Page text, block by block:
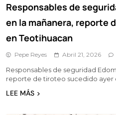
Responsables de
en la mañanera, reporte
en Teotihuacan
Pepe Reyes Abril 21, 2026
Responsables de seguridad
reporte de tiroteo sucedido ayer
LEE MÁS